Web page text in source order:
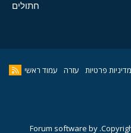
חתולים
מדיניות פרטיות עזרה עמוד ראשי
Forum software by